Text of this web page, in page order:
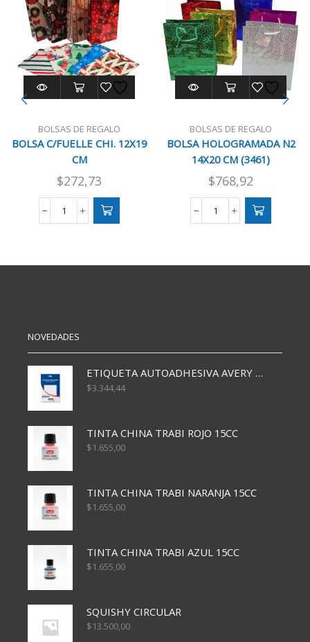
BOLSAS DE REGALO
BOLSA C/FUELLE CHI. 12X19
CM
$272,73
BOLSA
CM
BOLSAS DE REGALO
BOLSA HOLOGRAMADA N2
14X20 CM (3461)
$768,92
BOLSA
CM
NOVEDADES
ETIQUETA AUTOADHESIVA AVERY 3026 30H 20 X 70
$3.344,44
TINTA CHINA TRABI ROJO 15CC
$1.655,00
TINTA CHINA TRABI NARANJA 15CC
$1.655,00
TINTA CHINA TRABI AZUL 15CC
$1.655,00
SQUISHY CIRCULAR
$13.500,00